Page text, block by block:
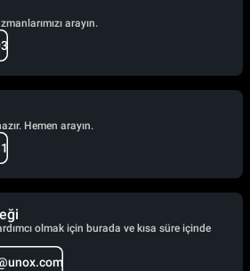
arayın.
Hemen arayın.
olmak için burada ve kısa süre içinde